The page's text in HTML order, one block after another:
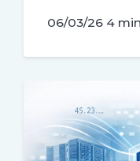
06/03/26 4